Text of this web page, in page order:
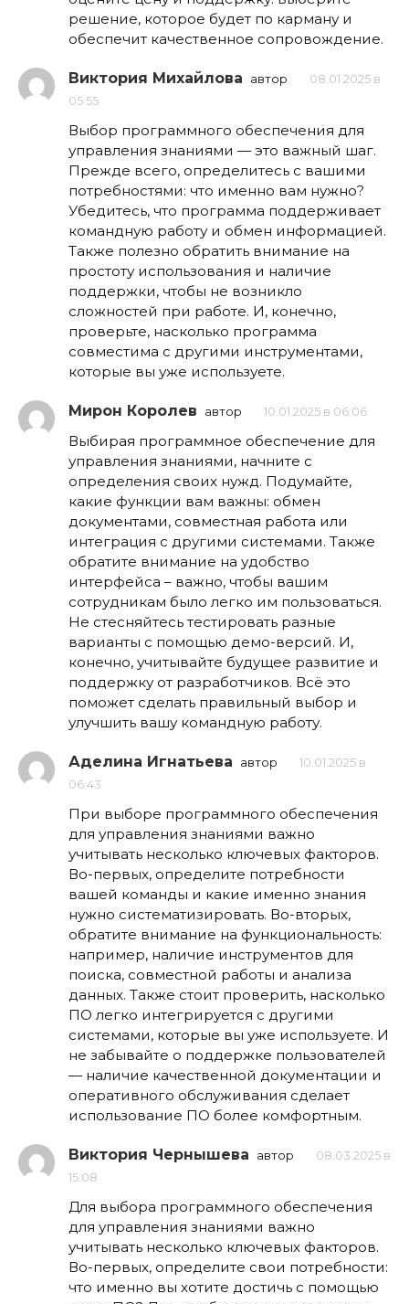
решение, которое будет по карману и
обеспечит качественное сопровождение.
Виктория Михайлова автор
08.01.2025 в
05:55
Выбор программного обеспечения для
управления знаниями — это важный шаг.
Прежде всего, определитесь с вашими
потребностями: что именно вам нужно?
Убедитесь, что программа поддерживает
командную работу и обмен информацией.
Также полезно обратить внимание на
простоту использования и наличие
поддержки, чтобы не возникло
сложностей при работе. И, конечно,
проверьте, насколько программа
совместима с другими инструментами,
которые вы уже используете.
Мирон Королев автор 10.01.2025 в 06:06
Выбирая программное обеспечение для
управления знаниями, начните с
определения своих нужд. Подумайте,
какие функции вам важны: обмен
документами, совместная работа или
интеграция с другими системами. Также
обратите внимание на удобство
интерфейса – важно, чтобы вашим
сотрудникам было легко им пользоваться.
Не стесняйтесь тестировать разные
варианты с помощью демо-версий. И,
конечно, учитывайте будущее развитие и
поддержку от разработчиков. Всё это
поможет сделать правильный выбор и
улучшить вашу командную работу.
Аделина Игнатьева автор
10.01.2025 в
06:43
При выборе программного обеспечения
для управления знаниями важно
учитывать несколько ключевых факторов.
Во-первых, определите потребности
вашей команды и какие именно знания
нужно систематизировать. Во-вторых,
обратите внимание на функциональность:
например, наличие инструментов для
поиска, совместной работы и анализа
данных. Также стоит проверить, насколько
ПО легко интегрируется с другими
системами, которые вы уже используете. И
не забывайте о поддержке пользователей
— наличие качественной документации и
оперативного обслуживания сделает
использование ПО более комфортным.
Виктория Чернышева автор
08.03.2025 в
15:08
Для выбора программного обеспечения
для управления знаниями важно
учитывать несколько ключевых факторов.
Во-первых, определите свои потребности:
что именно вы хотите достичь с помощью